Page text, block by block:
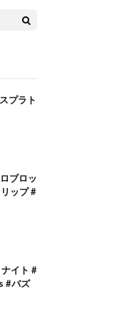
プラト
ブロッ
ップ #
イト #
#バズ